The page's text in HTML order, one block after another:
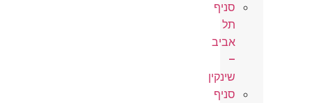
סניף
תל
אביב
–
שינקין
סניף